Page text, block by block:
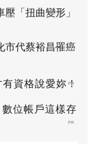
「扭曲變形」
市代蔡裕昌罹癌
資格說愛妳！
PR
位帳戶這樣存
PR